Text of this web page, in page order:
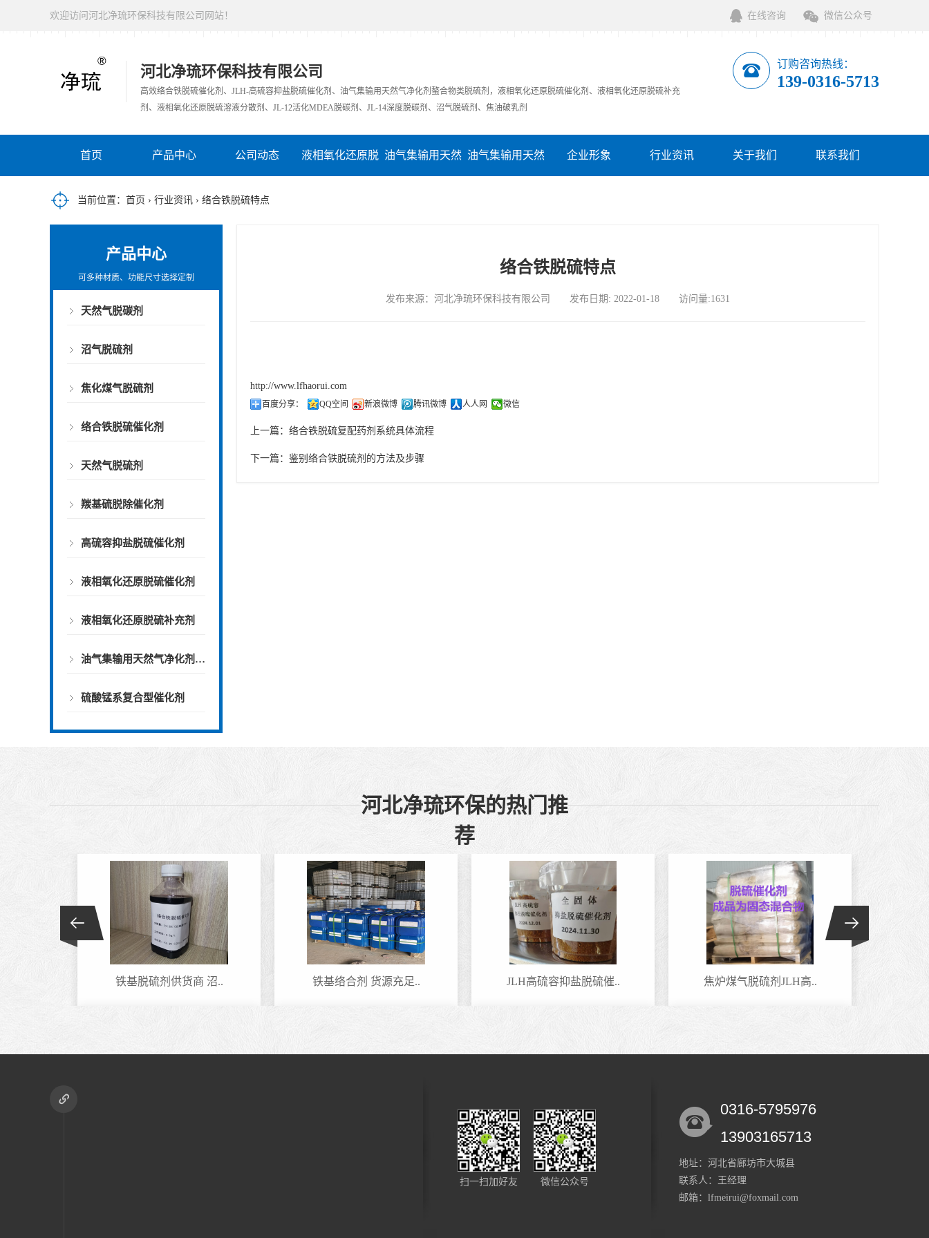
欢迎访问河北净琉环保科技有限公司网站！ 在线咨询 微信公众号
河北净琉环保科技有限公司
高效络合铁脱硫催化剂、JLH-高硫容抑盐脱硫催化剂、油气集输用天然气净化剂螯合物类脱硫剂，液相氧化还原脱硫催化剂、液相氧化还原脱硫补充
剂、液相氧化还原脱硫溶液分散剂、JL-12活化MDEA脱碳剂、JL-14深度脱碳剂、沼气脱硫剂、焦油破乳剂
订购咨询热线：
139-0316-5713
首页 产品中心 公司动态 液相氧化还原脱 油气集输用天然 油气集输用天然 企业形象 行业资讯 关于我们 联系我们
当前位置： 首页 › 行业资讯 › 络合铁脱硫特点
产品中心
可多种材质、功能尺寸选择定制
天然气脱碳剂
沼气脱硫剂
焦化煤气脱硫剂
络合铁脱硫催化剂
天然气脱硫剂
羰基硫脱除催化剂
高硫容抑盐脱硫催化剂
液相氧化还原脱硫催化剂
液相氧化还原脱硫补充剂
油气集输用天然气净化剂螯合物类脱硫剂
硫酸锰系复合型催化剂
络合铁脱硫特点
发布来源：河北净琉环保科技有限公司 发布日期: 2022-01-18 访问量:1631
http://www.lfhaorui.com
百度分享： QQ空间 新浪微博 腾讯微博 人人网 微信
上一篇： 络合铁脱硫复配药剂系统具体流程
下一篇： 鉴别络合铁脱硫剂的方法及步骤
河北净琉环保的热门推
荐
铁基脱硫剂供货商 沼.. 铁基络合剂 货源充足.. JLH高硫容抑盐脱硫催.. 焦炉煤气脱硫剂JLH高..
铁基络合剂 货源充足.. 铁基催化剂 现场技术..
扫一扫加好友 微信公众号
0316-5795976
13903165713
地址：河北省廊坊市大城县
联系人：王经理
邮箱：lfmeirui@foxmail.com